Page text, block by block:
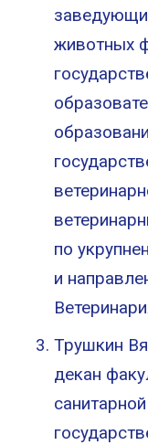
животных
по
и
Трушкин
декан